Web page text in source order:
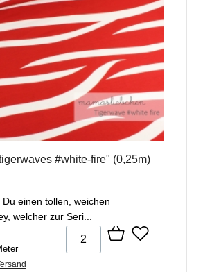
#white-fire" (0,25m)
einen tollen, weichen
welcher zur Seri...